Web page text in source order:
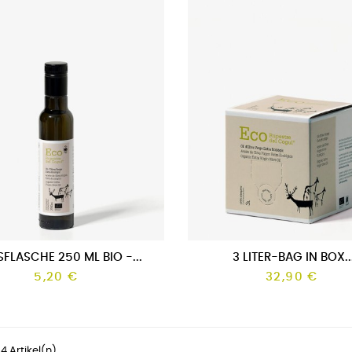
250 ML BIO -...
5,20 €
3 LITER-BAG IN
32,90 €